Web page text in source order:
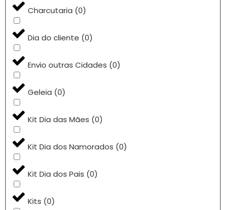
Charcutaria (0)
Dia do cliente (0)
Envio outras Cidades (0)
Geleia (0)
Kit Dia das Mães (0)
Kit Dia dos Namorados (0)
Kit Dia dos Pais (0)
Kits (0)